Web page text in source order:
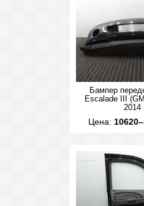
Бампер
Escalade III
2014
Цена: